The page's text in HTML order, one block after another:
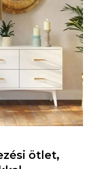
ötlet,